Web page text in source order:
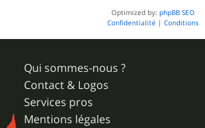
Optimized by: phpBB SEO
Confidentialité | Conditions
Qui sommes-nous ?
Contact & Logos
Services pros
Mentions légales